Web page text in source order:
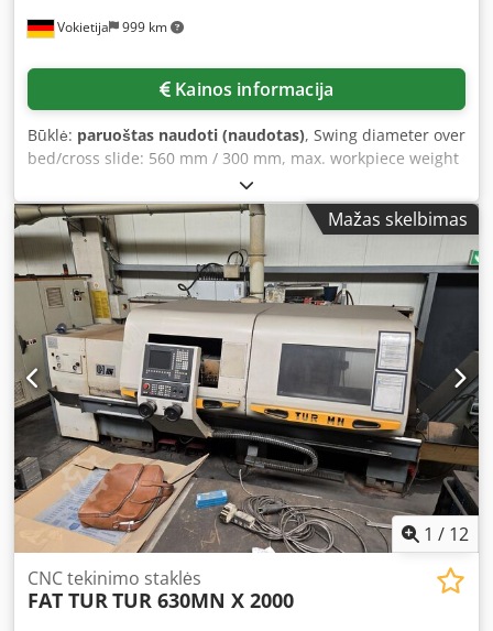
Vokietija 999 km
Kainos informacija
Būklė: paruoštas naudoti (naudotas), Swing diameter over
bed/cross slide: 560 mm / 300 mm, max. workpiece weight
between centers: 2,500 kg, max. workpiece weight in
chuck: 800 kg, distance between centers: 1,000 mm,
machining length: 980 mm, feed rate: 8 m/min, bed width:
433 mm, tool stations: 8, tool holder: VDI40. Machine
dimensions X/Y/Z: approx. 3,000 mm / 2,300 mm / 1,800
mm, weight: approx. 3,700 kg, control: Siemens 810D
Manual Turn. Documentation available. On-site inspection
possible. Dcsdswynvtopfx Apbjk
Mažas skelbimas
1 / 12
CNC tekinimo staklės
FAT TUR TUR 630MN X 2000